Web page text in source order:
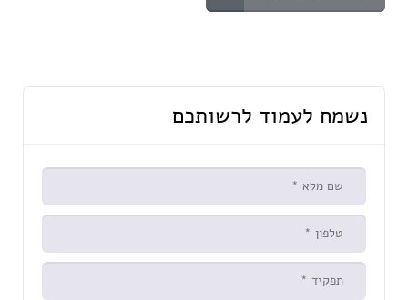
נשמח לעמוד לרשותכם